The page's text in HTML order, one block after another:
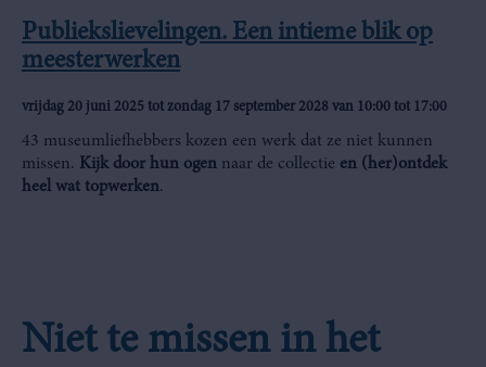
Publiekslievelingen. Een intieme blik op
meesterwerken
vrijdag 20 juni 2025 tot zondag 17 september 2028 van 10:00 tot 17:00
43 museumliefhebbers kozen een werk dat ze niet kunnen
missen. Kijk door hun ogen naar de collectie en (her)ontdek
heel wat topwerken.
Niet te missen in het